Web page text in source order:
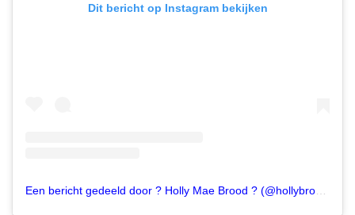
Dit bericht op Instagram bekijken
Een bericht gedeeld door ? Holly Mae Brood ? (@hollybrood)